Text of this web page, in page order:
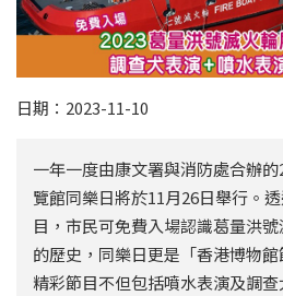
日期：2023-11-10
一年一度由康文署與消防處合辦
覽館同樂日將於11月26日舉行。
目，市民可免費入場認識葛量洪
的歷史，同樂日更是「香港博物館
精彩節目不但包括噴水表演及調